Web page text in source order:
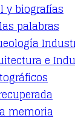
y biografías
palabras
e
memoria